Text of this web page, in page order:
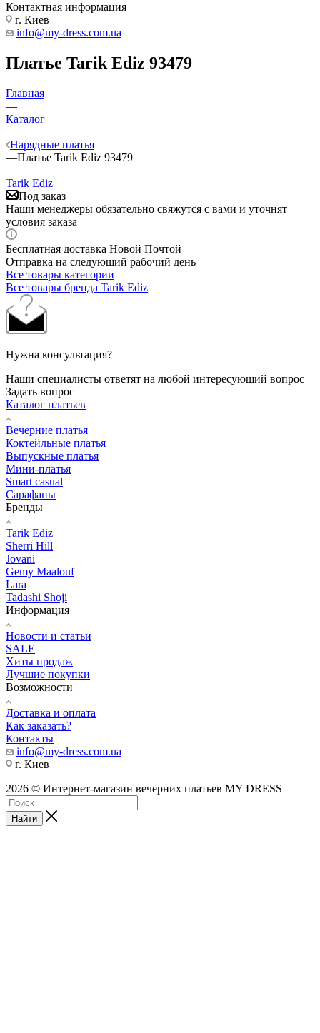
Контактная информация
г. Киев
info@my-dress.com.ua
Платье Tarik Ediz 93479
Главная
—
Каталог
—
Нарядные платья
—Платье Tarik Ediz 93479
Tarik Ediz
Под заказ
Наши менеджеры обязательно свяжутся с вами и уточнят
условия заказа
Бесплатная доставка Новой Почтой
Отправка на следующий рабочий день
Все товары категории
Все товары бренда Tarik Ediz
Нужна консультация?
Наши специалисты ответят на любой интересующий вопрос
Задать вопрос
Каталог платьев
Вечерние платья
Коктейльные платья
Выпускные платья
Мини-платья
Smart casual
Сарафаны
Бренды
Tarik Ediz
Sherri Hill
Jovani
Gemy Maalouf
Lara
Tadashi Shoji
Информация
Новости и статьи
SALE
Хиты продаж
Лучшие покупки
Возможности
Доставка и оплата
Как заказать?
Контакты
info@my-dress.com.ua
г. Киев
2026 © Интернет-магазин вечерних платьев MY DRESS
Найти